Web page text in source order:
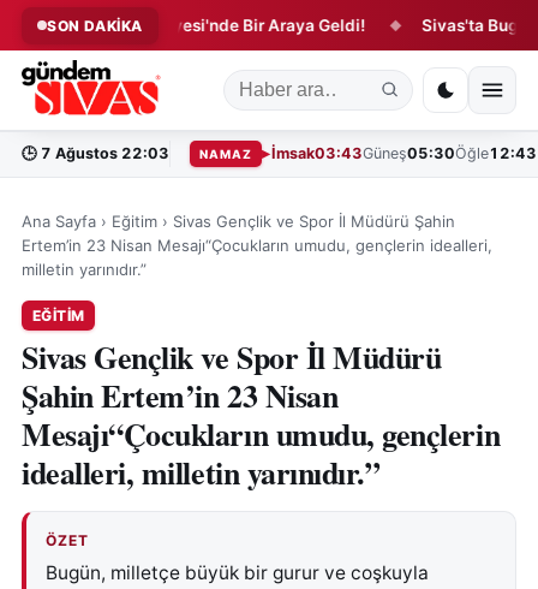
SON DAKİKA
Arifan Külliyesi'nde Bir Araya Geldi! ◆ Sivas'ta Bugün
🕒 7 Ağustos 22:03 NAMAZ İmsak03:43Güneş05:30Öğle12:43
Ana Sayfa › Eğitim › Sivas Gençlik ve Spor İl Müdürü Şahin
Ertem’in 23 Nisan Mesajı“Çocukların umudu, gençlerin idealleri,
milletin yarınıdır.”
EĞITIM
Sivas Gençlik ve Spor İl Müdürü
Şahin Ertem’in 23 Nisan
Mesajı“Çocukların umudu, gençlerin
idealleri, milletin yarınıdır.”
ÖZET
Bugün, milletçe büyük bir gurur ve coşkuyla